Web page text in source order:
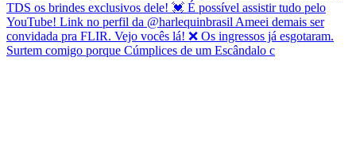
Surtem comigo porque Cúmplices de um Escândalo c